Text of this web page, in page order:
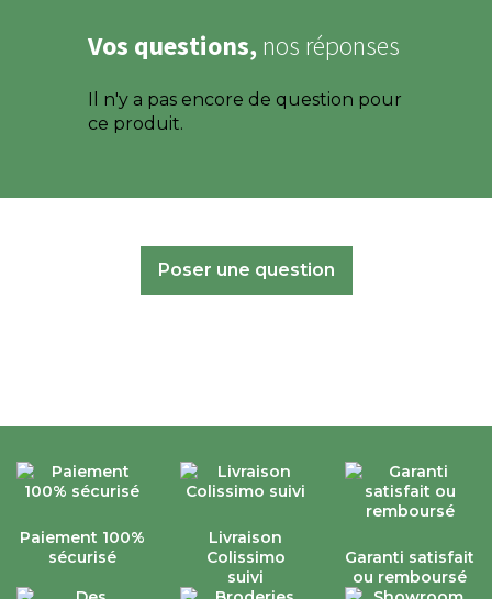
Vos questions, nos réponses
Il n'y a pas encore de question pour
ce produit.
Poser une question
Paiement 100%
sécurisé
Livraison
Colissimo
suivi
Garanti satisfait
ou remboursé